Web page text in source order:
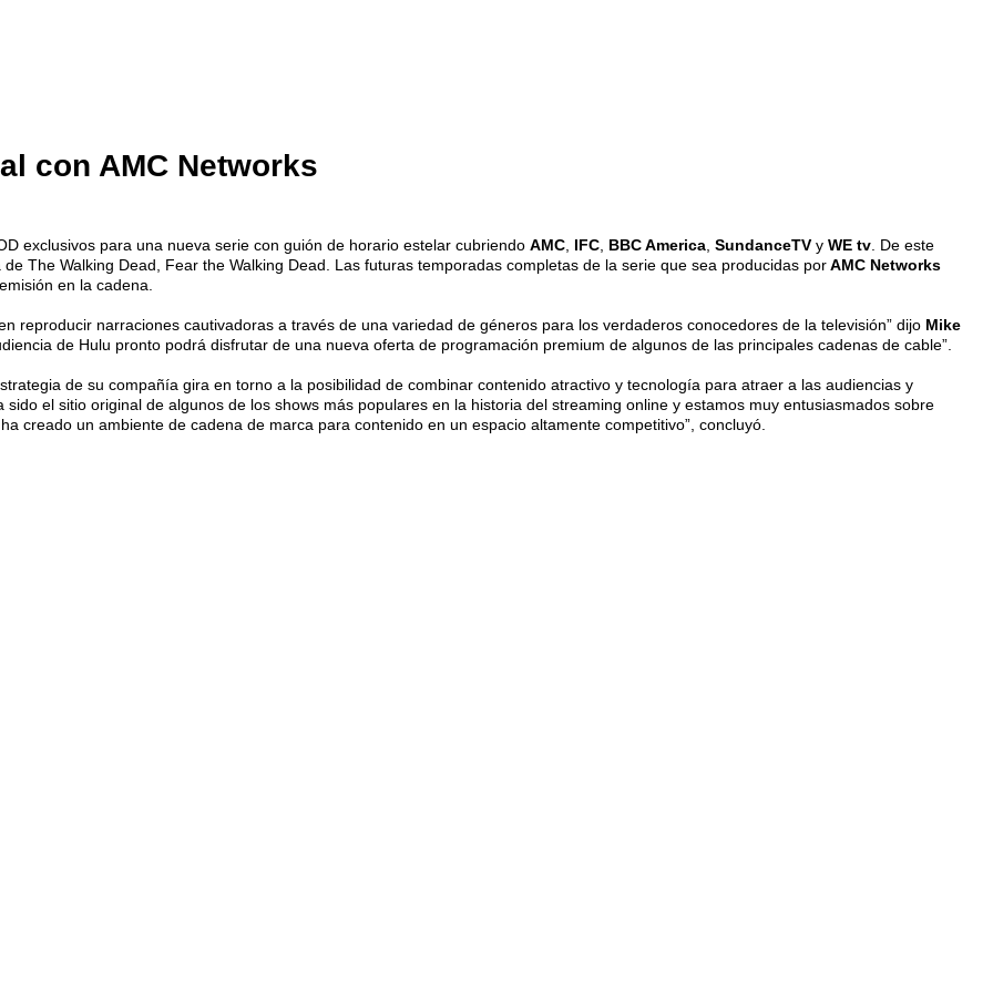
con AMC Networks
exclusivos para una nueva serie con guión de horario estelar cubriendo AMC IFC BBC America SundanceTV y WE tv . De este
The Walking Dead, Fear the Walking Dead. Las futuras temporadas completas de la serie que sea producidas porAMC Networks
en la cadena.
reproducir narraciones cautivadoras a través de una variedad de géneros para los verdaderos conocedores de la televisión” dijo Mike
de Hulu pronto podrá disfrutar de una nueva oferta de programación premium de algunos de las principales cadenas de cable”.
de su compañía gira en torno a la posibilidad de combinar contenido atractivo y tecnología para atraer a las audiencias y
el sitio original de algunos de los shows más populares en la historia del streaming online y estamos muy entusiasmados sobre
creado un ambiente de cadena de marca para contenido en un espacio altamente competitivo”, concluyó.